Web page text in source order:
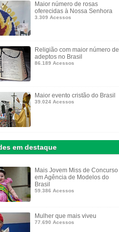
Maior número de rosas
oferecidas à Nossa Senhora
3.309 Acessos
Religião com maior número de
adeptos no Brasil
86.189 Acessos
Maior evento cristão do Brasil
39.024 Acessos
em destaque
Mais Jovem Miss de Concurso
em Agência de Modelos do
Brasil
59.386 Acessos
Mulher que mais viveu
77.690 Acessos